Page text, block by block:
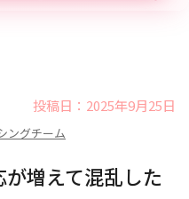
投稿日：2025年9月25日
ングチーム
増えて混乱した